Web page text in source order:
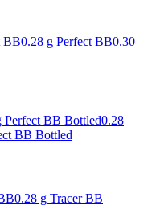
BB0.28 g Perfect BB0.30
Perfect BB Bottled0.28
BB Bottled
0.28 g Tracer BB